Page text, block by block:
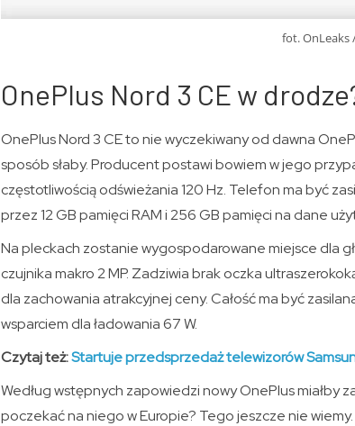
fot. OnLeaks
OnePlus Nord 3 CE w
OnePlus Nord 3 CE to nie wyczekiwany od dawna
sposób słaby. Producent postawi bowiem w jego
częstotliwością odświeżania 120 Hz. Telefon ma być
przez 12 GB pamięci RAM i 256 GB pamięci na dane
Na pleckach zostanie wygospodarowane miejsce dla
czujnika makro 2 MP. Zadziwia brak oczka
dla zachowania atrakcyjnej ceny. Całość ma być
wsparciem dla ładowania 67 W.
Czytaj też:Startuje przedsprzedaż telewizorów
Według wstępnych zapowiedzi nowy OnePlus miałby
poczekać na niego w Europie? Tego jeszcze nie